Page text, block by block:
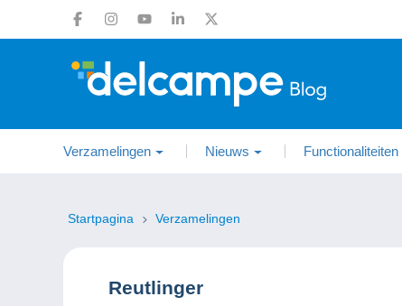
Verzamelingen Nieuws Functionaliteiten
Startpagina Verzamelingen
Reutlinger